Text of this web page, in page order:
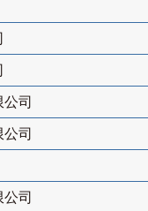
司
司
司